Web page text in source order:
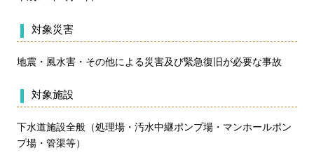
対象災害
地震・風水害・その他による災害及び緊急復旧が必要な事故
対象施設
下水道施設全般（処理場・汚水中継ポンプ場・マンホールポン
プ場・管渠等）